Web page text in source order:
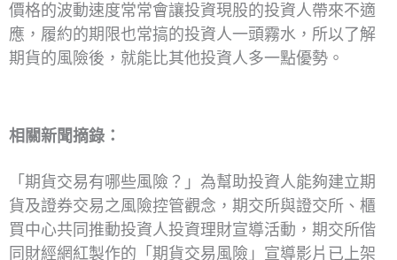
價格的波動速度常常會讓投資現股的投資人帶來不適
應，履約的期限也常搞的投資人一頭霧水，所以了解
期貨的風險後，就能比其他投資人多一點優勢。
相關新聞摘錄：
「期貨交易有哪些風險？」為幫助投資人能夠建立期
貨及證券交易之風險控管觀念，期交所與證交所、櫃
買中心共同推動投資人投資理財宣導活動，期交所偕
同財經網紅製作的「期貨交易風險」宣導影片已上架